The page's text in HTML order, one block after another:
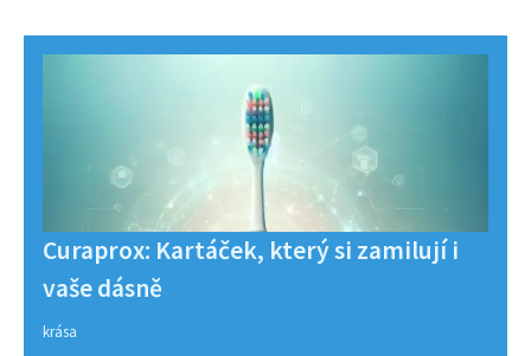
Curaprox: Kartáček, který si zamilují i
vaše dásně
krása